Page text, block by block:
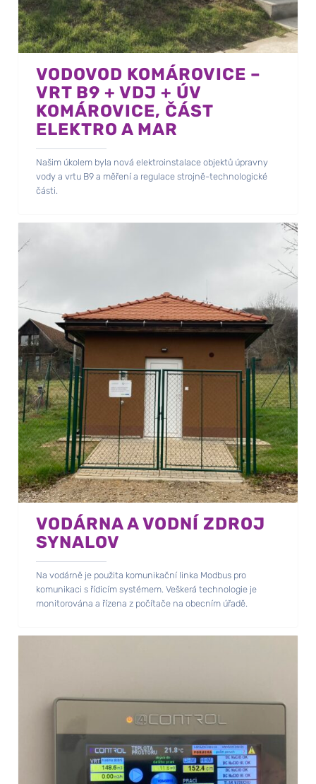
VODOVOD KOMÁROVICE –
VRT B9 + VDJ + ÚV
KOMÁROVICE, ČÁST
ELEKTRO A MAR
Našim úkolem byla nová elektroinstalace objektů úpravny
vody a vrtu B9 a měření a regulace strojně-technologické
části.
VODÁRNA A VODNÍ ZDROJ
SYNALOV
Na vodárně je použita komunikační linka Modbus pro
komunikaci s řídicím systémem. Veškerá technologie je
monitorována a řízena z počítače na obecním úřadě.